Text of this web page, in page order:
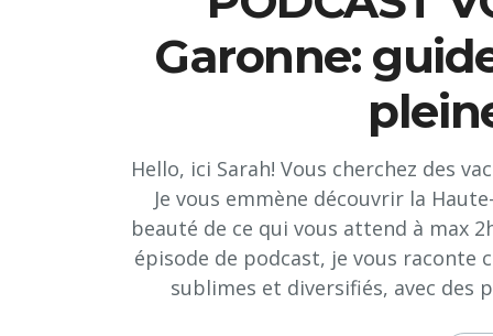
Garonne:
Hello, ici Sarah! Vous cherchez des
Je vous emmène découvrir la
beauté de ce qui vous attend à max
épisode de podcast, je vous raconte
sublimes et diversifiés, avec des